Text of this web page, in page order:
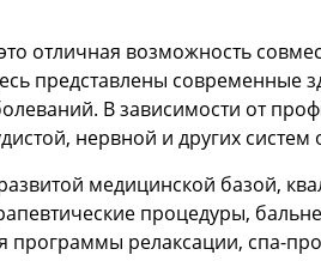
отличная возможность
представлены
В зависимости от
нервной и других систем
медицинской базой,
процедуры,
программы релаксации, спа-